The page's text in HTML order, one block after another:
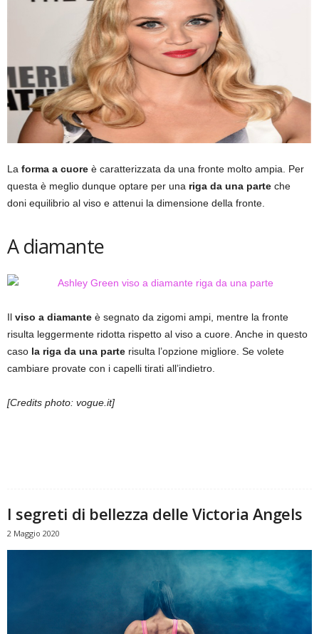
La forma a cuore è caratterizzata da una fronte molto ampia. Per
questa è meglio dunque optare per una riga da una parte che
doni equilibrio al viso e attenui la dimensione della fronte.
A diamante
Il viso a diamante è segnato da zigomi ampi, mentre la fronte
risulta leggermente ridotta rispetto al viso a cuore. Anche in questo
caso la riga da una parte risulta l’opzione migliore. Se volete
cambiare provate con i capelli tirati all’indietro.
[Credits photo: vogue.it]
I segreti di bellezza delle Victoria Angels
2 Maggio 2020